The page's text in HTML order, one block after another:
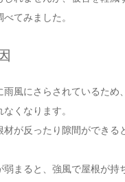
てみました。
雨風にさらされているた
くなります。
材が反ったり隙間ができ
弱まると、強風で屋根が持